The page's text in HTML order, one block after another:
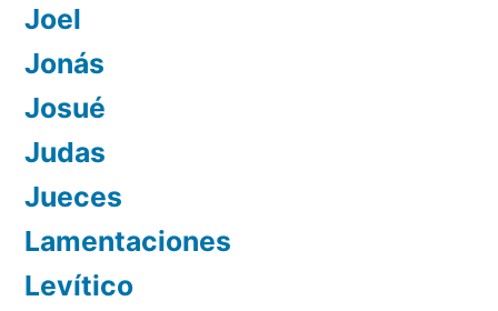
Joel
Jonás
Josué
Judas
Jueces
Lamentaciones
Levítico